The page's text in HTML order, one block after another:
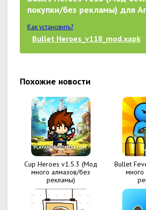
покупки/без рекламы) для
Как установить?
Bullet Heroes_v118_mod.xapk
Похожие новости
Cup Heroes v1.5.3 (Мод
много алмазов/без
рекламы)
Bullet
много